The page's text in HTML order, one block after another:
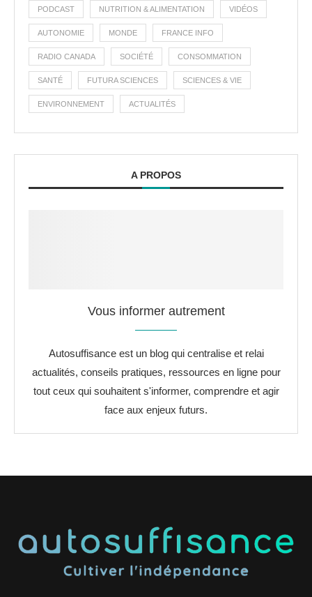
PODCAST NUTRITION & ALIMENTATION VIDÉOS
AUTONOMIE MONDE FRANCE INFO
RADIO CANADA SOCIÉTÉ CONSOMMATION
SANTÉ FUTURA SCIENCES SCIENCES & VIE
ENVIRONNEMENT ACTUALITÉS
A PROPOS
Vous informer autrement
Autosuffisance est un blog qui centralise et relai
actualités, conseils pratiques, ressources en ligne pour
tout ceux qui souhaitent s'informer, comprendre et agir
face aux enjeux futurs.